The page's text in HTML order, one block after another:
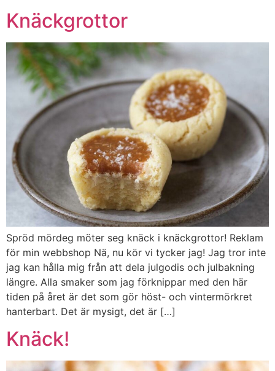
Knäckgrottor
Spröd mördeg möter seg knäck i knäckgrottor! Reklam
för min webbshop Nä, nu kör vi tycker jag! Jag tror inte
jag kan hålla mig från att dela julgodis och julbakning
längre. Alla smaker som jag förknippar med den här
tiden på året är det som gör höst- och vintermörkret
hanterbart. Det är mysigt, det är […]
Knäck!